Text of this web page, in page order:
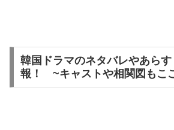
韓国ドラマのネタバレやあら
報！ ~キャストや相関図もこ